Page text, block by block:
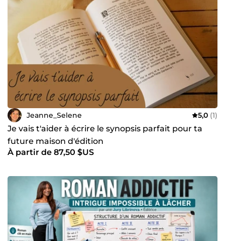
Jeanne_Selene 5,0 (1)
Je vais t'aider à écrire le synopsis parfait pour ta
future maison d'édition
À partir de 87,50 $US